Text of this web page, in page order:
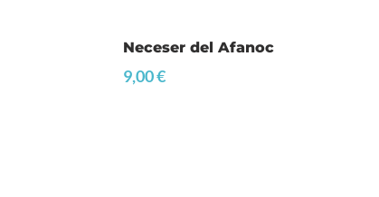
Neceser del Afanoc
9,00€